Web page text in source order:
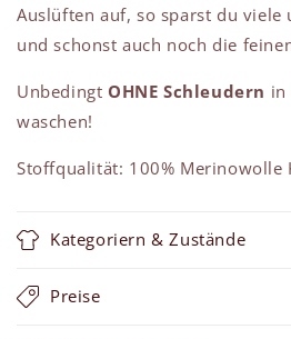
Auslüften auf, so sparst du viele
und schonst auch noch die
Unbedingt OHNE Schleudern in
waschen!
Stoffqualität: 100% Merinowolle
Kategoriern & Zustände
Preise